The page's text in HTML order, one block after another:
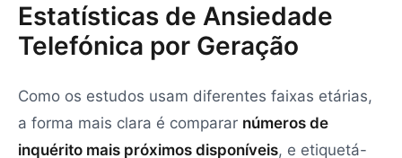
Estatísticas de Ansiedade
Telefónica por Geração
Como os estudos usam diferentes faixas etárias,
a forma mais clara é comparar números de
inquérito mais próximos disponíveis, e etiquetá-